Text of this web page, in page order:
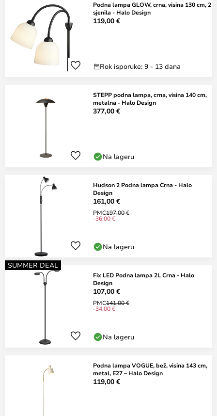
Podna lampa GLOW, crna, visina 130 cm, 2
sjenila - Halo Design
119,00 €
Rok isporuke: 9 - 13 dana
STEPP podna lampa, crna, visina 140 cm,
metalna - Halo Design
377,00 €
Na lageru
Hudson 2 Podna lampa Crna - Halo
Design
161,00 €
PMC197,00 €
-36,00 €
Na lageru
SUMMER DEAL
Fix LED Podna lampa 2L Crna - Halo
Design
107,00 €
PMC141,00 €
-34,00 €
Na lageru
Podna lampa VOGUE, bež, visina 143 cm,
metal, E27 – Halo Design
119,00 €